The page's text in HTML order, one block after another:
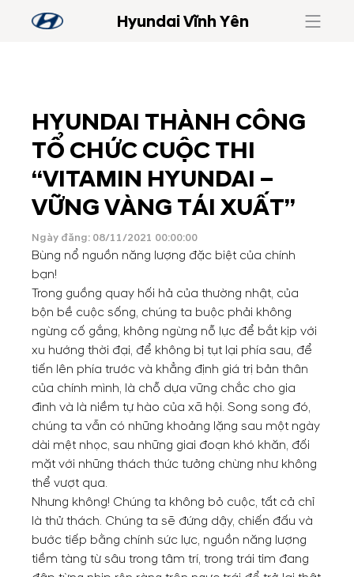
Hyundai Vĩnh Yên
HYUNDAI THÀNH CÔNG
TỔ CHỨC CUỘC THI
“VITAMIN HYUNDAI –
VỮNG VÀNG TÁI XUẤT”
Ngày đăng: 08/11/2021 00:00:00
Bùng nổ nguồn năng lượng đặc biệt của chính
bạn!
Trong guồng quay hối hả của thường nhật, của
bộn bề cuộc sống, chúng ta buộc phải không
ngừng cố gắng, không ngừng nỗ lực để bắt kịp với
xu hướng thời đại, để không bị tụt lại phía sau, để
tiến lên phía trước và khẳng định giá trị bản thân
của chính mình, là chỗ dựa vững chắc cho gia
đình và là niềm tự hào của xã hội. Song song đó,
chúng ta vẫn có những khoảng lặng sau một ngày
dài mệt nhọc, sau những giai đoạn khó khăn, đối
mặt với những thách thức tưởng chừng như không
thể vượt qua.
Nhưng không! Chúng ta không bỏ cuộc, tất cả chỉ
là thử thách. Chúng ta sẽ đứng dậy, chiến đấu và
bước tiếp bằng chính sức lực, nguồn năng lượng
tiềm tàng từ sâu trong tâm trí, trong trái tim đang